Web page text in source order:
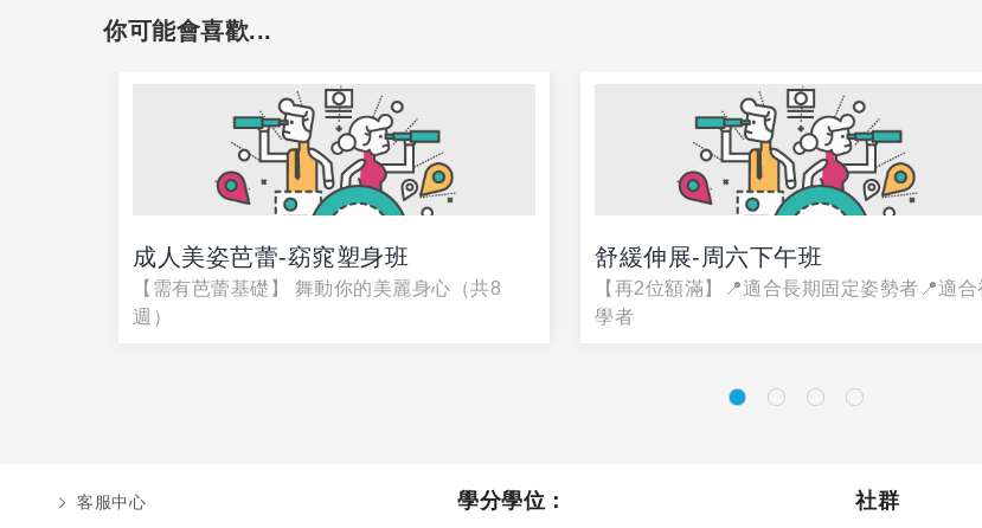
你可能會喜歡...
成人美姿芭蕾-窈窕塑身班
【需有芭蕾基礎】 舞動你的美麗身心（共8
週）
舒緩伸展-周六下午班
【再2位額滿】📍適合長期固定姿勢者📍適合
學者
客服中心 學分學位： 社群